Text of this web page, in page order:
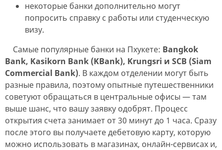
некоторые банки дополнительно могут
попросить справку с работы или студенческую
визу.
Самые популярные банки на Пхукете: Bangkok
Bank, Kasikorn Bank (KBank), Krungsri и SCB (Siam
Commercial Bank). В каждом отделении могут быть
разные правила, поэтому опытные путешественники
советуют обращаться в центральные офисы — там
выше шанс, что вашу заявку одобрят. Процесс
открытия счета занимает от 30 минут до 1 часа. Сразу
после этого вы получаете дебетовую карту, которую
можно использовать в магазинах, онлайн-сервисах и,